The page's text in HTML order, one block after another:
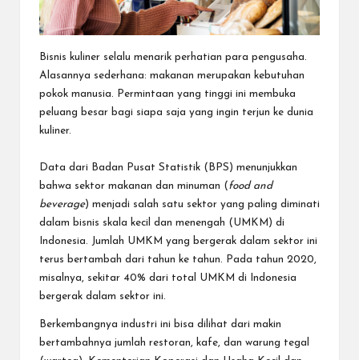
lebih
Bisnis kuliner selalu menarik perhatian para pengusaha.
Alasannya sederhana: makanan merupakan kebutuhan
pokok manusia. Permintaan yang tinggi ini membuka
peluang besar bagi siapa saja yang ingin terjun ke dunia
kuliner.
Data dari Badan Pusat Statistik (BPS) menunjukkan
bahwa sektor makanan dan minuman ( food and
beverage) menjadi salah satu sektor yang paling diminati
dalam bisnis skala kecil dan menengah (UMKM) di
Indonesia. Jumlah UMKM yang bergerak dalam sektor ini
terus bertambah dari tahun ke tahun. Pada tahun 2020,
misalnya, sekitar 40% dari total UMKM di Indonesia
bergerak dalam sektor ini.
Berkembangnya industri ini bisa dilihat dari makin
bertambahnya jumlah restoran, kafe, dan warung tegal